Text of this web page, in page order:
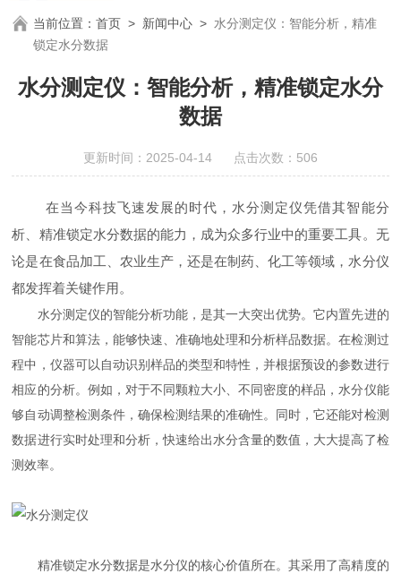
当前位置：首页 > 新闻中心 > 水分测定仪：智能分析，精准
锁定水分数据
水分测定仪：智能分析，精准锁定水分
数据
更新时间：2025-04-14 点击次数：506
在当今科技飞速发展的时代，水分测定仪凭借其智能分
析、精准锁定水分数据的能力，成为众多行业中的重要工具。无
论是在食品加工、农业生产，还是在制药、化工等领域，水分仪
都发挥着关键作用。
水分测定仪的智能分析功能，是其一大突出优势。它内置先进的
智能芯片和算法，能够快速、准确地处理和分析样品数据。在检测过
程中，仪器可以自动识别样品的类型和特性，并根据预设的参数进行
相应的分析。例如，对于不同颗粒大小、不同密度的样品，水分仪能
够自动调整检测条件，确保检测结果的准确性。同时，它还能对检测
数据进行实时处理和分析，快速给出水分含量的数值，大大提高了检
测效率。
精准锁定水分数据是水分仪的核心价值所在。其采用了高精度的